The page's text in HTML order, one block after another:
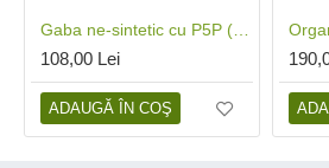
108,00 Lei
ADAUGĂ ÎN COŞ